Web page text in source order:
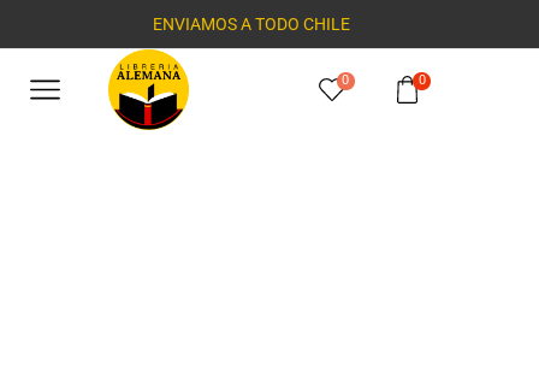
ENVIAMOS A TODO CHILE
0 0